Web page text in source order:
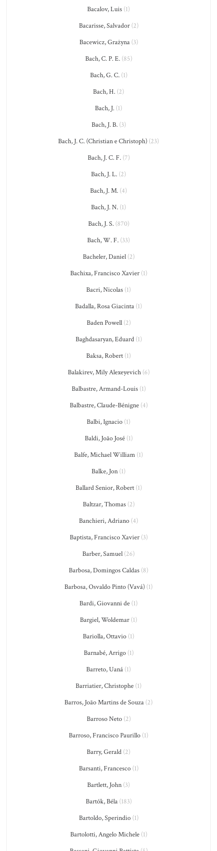
Bacalov, Luis (1)
Bacarisse, Salvador(2)
Bacewicz, Grażyna(3)
Bach, C. P. E.(85)
Bach, G. C.(1)
Bach, H. (2)
Bach, J. (1)
Bach, J. B.(3)
Bach, J. C. (Christian e Christoph) (23)
Bach, J. C. F.(7)
Bach, J. L. (2)
Bach, J. M. (4)
Bach, J. N. (1)
Bach, J. S.(870)
Bach, W. F. (33)
Bacheler, Daniel(2)
Bachixa, Francisco Xavier(1)
Bacri, Nicolas (1)
Badalla, Rosa Giacinta (1)
Baden Powell(2)
Baghdasaryan, Eduard(1)
Baksa, Robert (1)
Balakirev, Mily Alexeyevich(6)
Balbastre, Armand-Louis(1)
Balbastre, Claude-Bénigne(4)
Balbi, Ignacio (1)
Baldi, João José(1)
Balfe, Michael William (1)
Balke, Jon (1)
Ballard Senior, Robert(1)
Baltzar, Thomas(2)
Banchieri, Adriano (4)
Baptista, Francisco Xavier(3)
Barber, Samuel (26)
Barbosa, Domingos Caldas (8)
Barbosa, Osvaldo Pinto (Vavá) (1)
Bardi, Giovanni de (1)
Bargiel, Woldemar (1)
Bariolla, Ottavio (1)
Barnabé, Arrigo(1)
Barreto, Uaná (1)
Barriatier, Christophe (1)
Barros, João Martins de Souza (2)
Barroso Neto(2)
Barroso, Francisco Paurillo (1)
Barry, Gerald (2)
Barsanti, Francesco(1)
Bartlett, John (3)
Bartók, Béla(183)
Bartoldo, Sperindio(1)
Bartolotti, Angelo Michele(1)